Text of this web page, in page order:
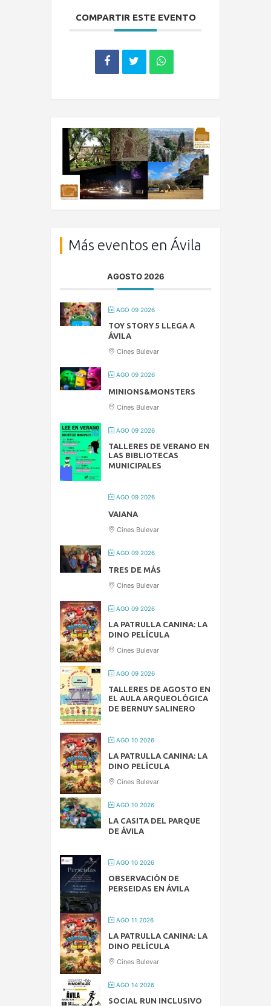
COMPARTIR ESTE EVENTO
Más eventos en Ávila
AGOSTO 2026
AGO 09 2026
TOY STORY 5 LLEGA A
ÁVILA
Cines Bulevar
AGO 09 2026
MINIONS&MONSTERS
Cines Bulevar
AGO 09 2026
TALLERES DE VERANO EN
LAS BIBLIOTECAS
MUNICIPALES
AGO 09 2026
VAIANA
Cines Bulevar
AGO 09 2026
TRES DE MÁS
Cines Bulevar
AGO 09 2026
LA PATRULLA CANINA: LA
DINO PELÍCULA
Cines Bulevar
AGO 09 2026
TALLERES DE AGOSTO EN
EL AULA ARQUEOLÓGICA
DE BERNUY SALINERO
AGO 10 2026
LA PATRULLA CANINA: LA
DINO PELÍCULA
Cines Bulevar
AGO 10 2026
LA CASITA DEL PARQUE
DE ÁVILA
AGO 10 2026
OBSERVACIÓN DE
PERSEIDAS EN ÁVILA
AGO 11 2026
LA PATRULLA CANINA: LA
DINO PELÍCULA
Cines Bulevar
AGO 14 2026
SOCIAL RUN INCLUSIVO